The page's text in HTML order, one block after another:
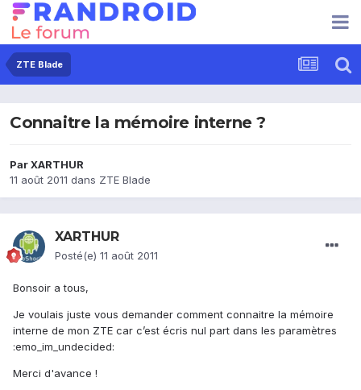
ZTE Blade
Connaitre la mémoire interne ?
ParXARTHUR
11 août 2011 dans ZTE Blade
XARTHUR
Posté(e) 11 août 2011
Bonsoir a tous,
Je voulais juste vous demander comment connaitre la mémoire
interne de mon ZTE car c’est écris nul part dans les paramètres
:emo_im_undecided:
Merci d'avance !